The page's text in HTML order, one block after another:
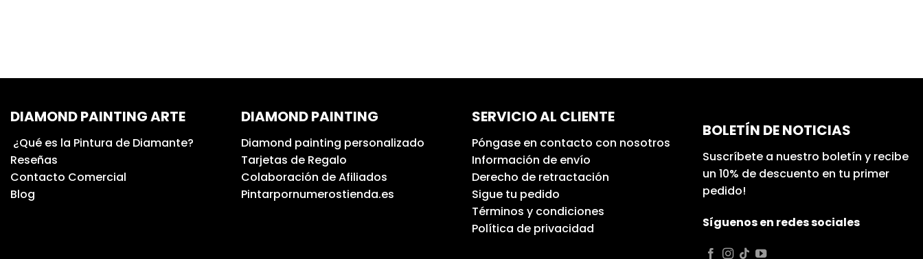
DIAMOND PAINTING ARTE
¿Qué es la Pintura de Diamante?
Reseñas
Contacto Comercial
Blog
DIAMOND PAINTING
Diamond painting personalizado
Tarjetas de Regalo
Colaboración de Afiliados
Pintarpornumerostienda.es
SERVICIO AL CLIENTE
Póngase en contacto con nosotros
Información de envío
Derecho de retractación
Sigue tu pedido
Términos y condiciones
Política de privacidad
BOLETÍN DE NOTICIAS
Suscríbete a nuestro boletín y recibe
un 10% de descuento en tu primer
pedido!
Síguenos en redes sociales